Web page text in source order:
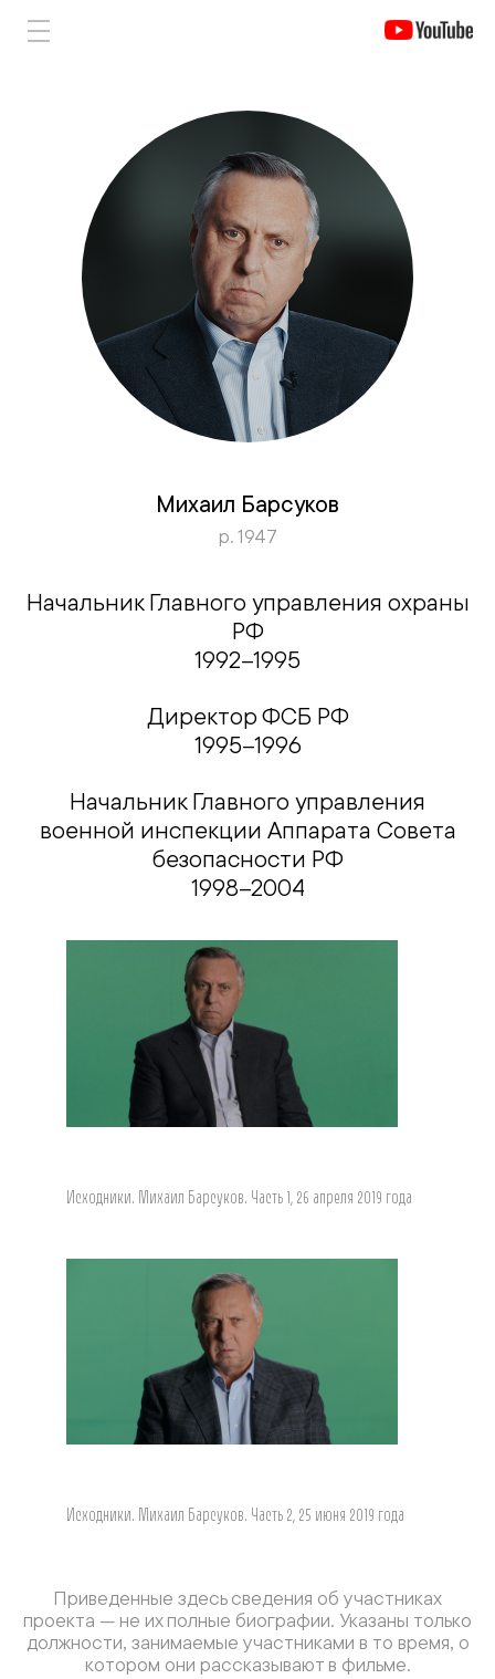
Михаил Барсуков
р. 1947
Начальник Главного управления охраны
РФ
1992–1995
Директор ФСБ РФ
1995–1996
Начальник Главного управления
военной инспекции Аппарата Совета
безопасности РФ
1998–2004
Исходники. Михаил Барсуков. Часть 1, 26 апреля 2019 года
Исходники. Михаил Барсуков. Часть 2, 25 июня 2019 года
Приведенные здесь сведения об участниках
проекта — не их полные биографии. Указаны только
должности, занимаемые участниками в то время, о
котором они рассказывают в фильме.